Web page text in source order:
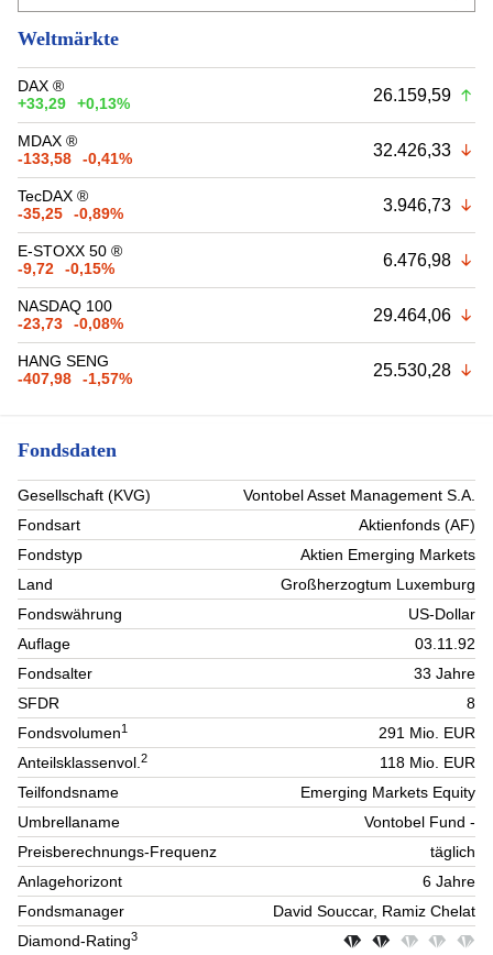
Weltmärkte
DAX ®
+33,29
+0,13% 26.159,59
MDAX ®
-133,58
-0,41% 32.426,33
TecDAX ®
-35,25
-0,89% 3.946,73
E-STOXX 50 ®
-9,72
-0,15% 6.476,98
NASDAQ 100
-23,73
-0,08% 29.464,06
HANG SENG
-407,98
-1,57% 25.530,28
Fondsdaten
Gesellschaft (KVG)
Vontobel Asset Management S.A.
Fondsart
Aktienfonds (AF)
Fondstyp
Aktien Emerging Markets
Land
Großherzogtum Luxemburg
Fondswährung
US-Dollar
Auflage
03.11.92
Fondsalter
33 Jahre
SFDR
8
Fondsvolumen1
291 Mio. EUR
Anteilsklassenvol.2
118 Mio. EUR
Teilfondsname
Emerging Markets Equity
Umbrellaname
Vontobel Fund -
Preisberechnungs-Frequenz
täglich
Anlagehorizont
6 Jahre
Fondsmanager
David Souccar, Ramiz Chelat
Diamond-Rating3